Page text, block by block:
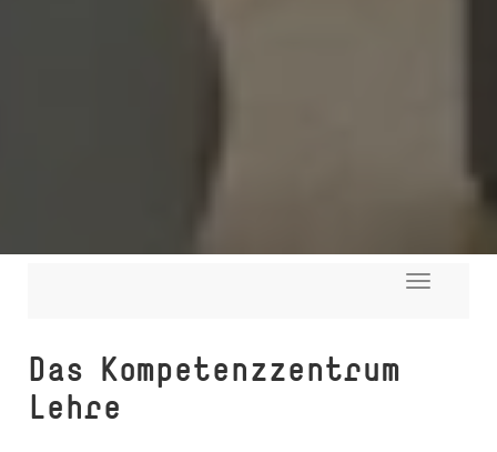
Toggle
Das Kompetenzzentrum
Lehre